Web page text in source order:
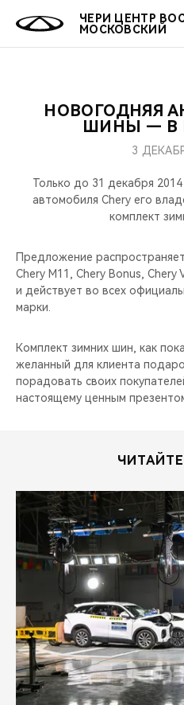
ЧЕРИ ЦЕНТР
МОСКОВСКИЙ
КРОССОВЕРЫ
СЕДАНЫ
НОВИНКИ
КРЕДИТ И СТРАХОВАНИЕ
ЗАПЧАСТИ И АКСЕССУАРЫ
CHERY CONNECT
МИР
О БРЕНДЕ
ЛЮДИ CHERY
CHERY REMOTE
CHERY И СПОРТ
CHERY ДЛЯ ДЕТЕЙ
ОНЛАЙН
КРЕДИТ
О
МЫ В СОЦСЕТЯХ
НОВОГОДНЯЯ
ШИНЫ — В
3
Только до 31 декабря
автомобиля Chery его
комплект
Предложение
Chery М11, Chery Bonus, Chery
и действует во всех
марки.
Комплект зимних шин, как
желанный для клиента
порадовать своих
настоящему ценным